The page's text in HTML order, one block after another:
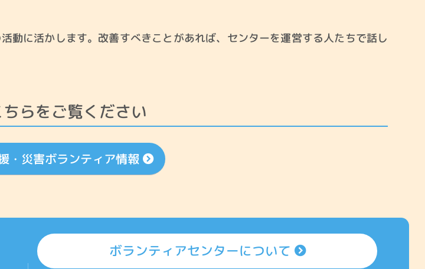
動に活かします。改善すべきことがあれば、センターを運営する人たちで話し
らをご覧ください
災害ボランティア情報
ボランティアセンターについて